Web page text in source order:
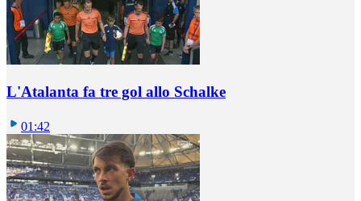
L'Atalanta fa tre gol allo Schalke
01:42